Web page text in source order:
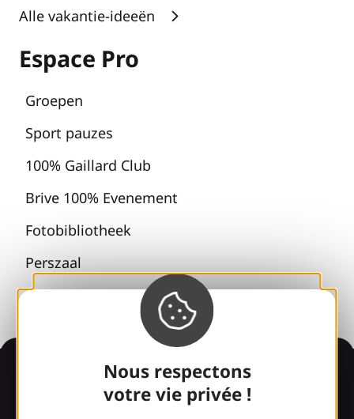
Nous respectons
votre vie privée !
Alle vakantie-ideeën
Espace Pro
Groepen
Sport pauzes
100% Gaillard Club
Brive 100% Evenement
Fotobibliotheek
Perszaal
Informatie